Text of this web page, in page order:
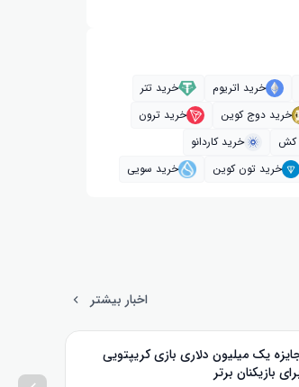
خرید اتریوم
خرید تتر
خرید دوج کوین
خرید ترون
کش
خرید کاردانو
خرید تون کوین خرید سویی
اخبار بیشتر
یک میلیون دلاری بازی کریپتویی
بازیکنان برتر